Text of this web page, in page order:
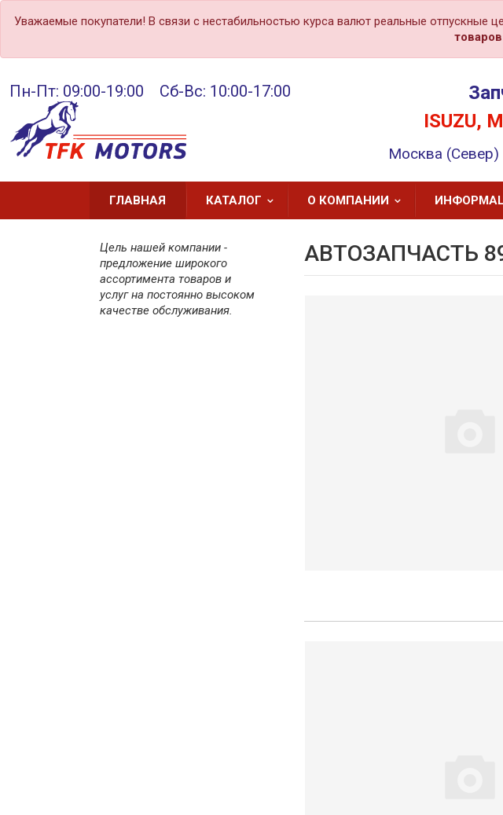
Уважаемые покупатели! В связи с нестабильностью курса валют реальные отпускные
Пн-Пт: 09:00-19:00 Сб-Вс: 10:00-17:00
ISUZU,
Москва (Север)
ГЛАВНАЯ КАТАЛОГ О КОМПАНИИ
Цель нашей компании -
предложение широкого
ассортимента товаров и
услуг на постоянно высоком
качестве обслуживания.
АВТОЗАПЧАСТЬ